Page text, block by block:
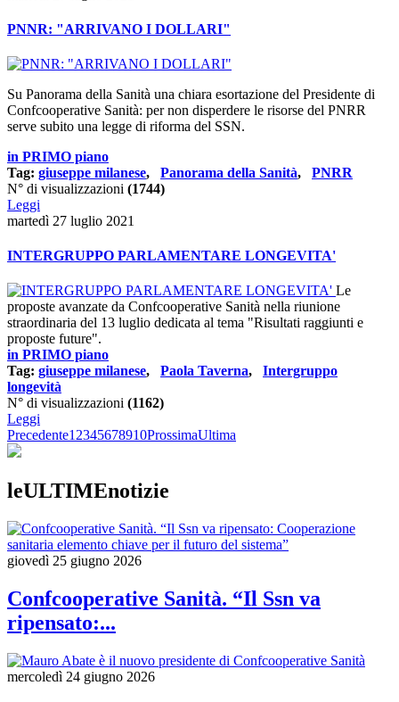
PNNR: "ARRIVANO I DOLLARI"
Su Panorama della Sanità una chiara esortazione del Presidente di
Confcooperative Sanità: per non disperdere le risorse del PNRR
serve subito una legge di riforma del SSN.
in PRIMO piano
Tag: giuseppe milanese, Panorama della Sanità, PNRR
N° di visualizzazioni (1744)
Leggi
martedì 27 luglio 2021
INTERGRUPPO PARLAMENTARE LONGEVITA'
Le
proposte avanzate da Confcooperative Sanità nella riunione
straordinaria del 13 luglio dedicata al tema "Risultati raggiunti e
proposte future".
in PRIMO piano
Tag: giuseppe milanese, Paola Taverna, Intergruppo
longevità
N° di visualizzazioni (1162)
Leggi
Precedente12345678910ProssimaUltima
leULTIMEnotizie
giovedì 25 giugno 2026
Confcooperative Sanità. “Il Ssn va
ripensato:...
mercoledì 24 giugno 2026